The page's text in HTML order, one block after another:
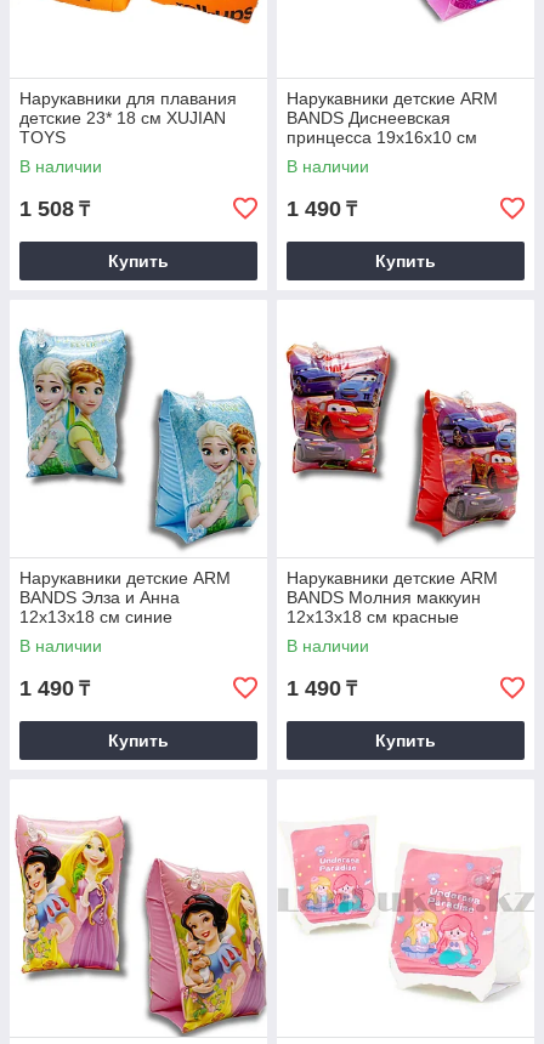
Нарукавники для плавания
детские 23* 18 см XUJIAN
TOYS
В наличии
1 508 ₸
Купить
Нарукавники детские ARM
BANDS Диснеевская
принцесса 19х16х10 см
сиреневые
В наличии
1 490 ₸
Купить
Нарукавники детские ARM
BANDS Элза и Анна
12х13х18 см синие
В наличии
1 490 ₸
Купить
Нарукавники детские ARM
BANDS Молния маккуин
12х13х18 см красные
В наличии
1 490 ₸
Купить